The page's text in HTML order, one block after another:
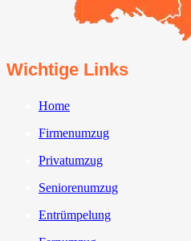
Wichtige Links
Home
Firmenumzug
Privatumzug
Seniorenumzug
Entrümpelung